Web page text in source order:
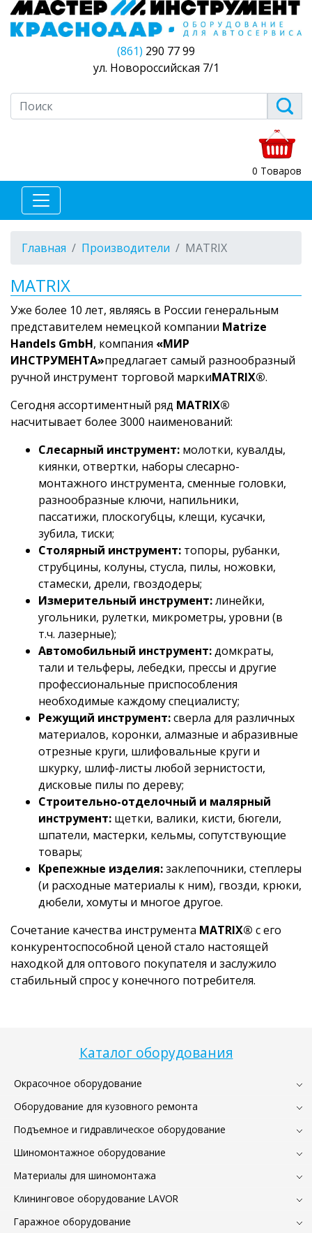
(861) 290 77 99
ул. Новороссийская 7/1
0 Товаров
Каталог оборудования
Окрасочное оборудование
Оборудование для кузовного ремонта
Подъемное и гидравлическое оборудование
Шиномонтажное оборудование
Материалы для шиномонтажа
Клининговое оборудование LAVOR
Гаражное оборудование
Главная Производители MATRIX
MATRIX
Уже более 10 лет, являясь в России генеральным
представителем немецкой компании Matrize
Handels GmbH, компания «МИР
ИНСТРУМЕНТА»предлагает самый разнообразный
ручной инструмент торговой маркиMATRIX®.
Сегодня ассортиментный ряд MATRIX®
насчитывает более 3000 наименований:
Слесарный инструмент: молотки, кувалды,
киянки, отвертки, наборы слесарно-
монтажного инструмента, сменные головки,
разнообразные ключи, напильники,
пассатижи, плоскогубцы, клещи, кусачки,
зубила, тиски;
Столярный инструмент: топоры, рубанки,
струбцины, колуны, стусла, пилы, ножовки,
стамески, дрели, гвоздодеры;
Измерительный инструмент:линейки,
угольники, рулетки, микрометры, уровни (в
т.ч. лазерные);
Автомобильный инструмент:домкраты,
тали и тельферы, лебедки, прессы и другие
профессиональные приспособления
необходимые каждому специалисту;
Режущий инструмент:сверла для различных
материалов, коронки, алмазные и абразивные
отрезные круги, шлифовальные круги и
шкурку, шлиф-листы любой зернистости,
дисковые пилы по дереву;
Строительно-отделочный и малярный
инструмент: щетки, валики, кисти, бюгели,
шпатели, мастерки, кельмы, сопутствующие
товары;
Крепежные изделия:заклепочники, степлеры
(и расходные материалы к ним), гвозди, крюки,
дюбели, хомуты и многое другое.
Сочетание качества инструмента MATRIX® с его
конкурентоспособной ценой стало настоящей
находкой для оптового покупателя и заслужило
стабильный спрос у конечного потребителя.